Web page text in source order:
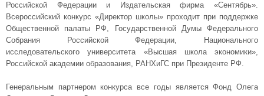
Российской Федерации и Издательская фирма «Сентябрь».
Всероссийский конкурс «Директор школы» проходит при поддержке
Общественной палаты РФ, Государственной Думы Федерального
Собрания Российской Федерации, Национального
исследовательского университета «Высшая школа экономики»,
Российской академии образования, РАНХиГС при Президенте РФ.
Генеральным партнером конкурса все годы является Фонд Олега